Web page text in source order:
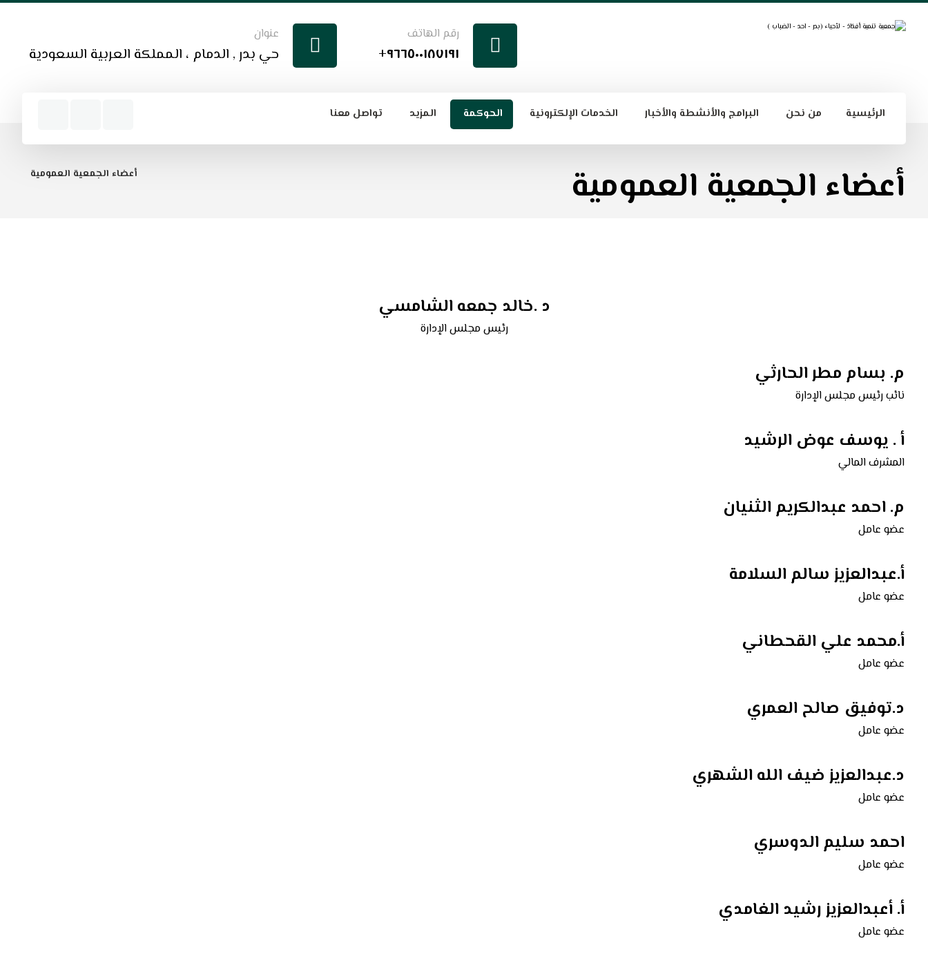
عنوان
حي بدر , الدمام ، المملكة العربية السعودية
رقم الهاتف
٩٦٦٥٠٠١٨٧١٩١+
الرئيسية من نحن البرامج والأنشطة والأخبار الخدمات الإلكترونية الحوكمة المزيد تواصل معنا
أعضاء الجمعية العمومية أعضاء الجمعية العمومية
د .خالد جمعه الشامسي
رئيس مجلس الإدارة
م. بسام مطر الحارثي
نائب رئيس مجلس الإدارة
أ . يوسف عوض الرشيد
المشرف المالي
م. احمد عبدالكريم الثنيان
عضو عامل
أ.عبدالعزيز سالم السلامة
عضو عامل
أ.محمد علي القحطاني
عضو عامل
د.توفيق صالح العمري
عضو عامل
د.عبدالعزيز ضيف الله الشهري
عضو عامل
احمد سليم الدوسري
عضو عامل
أ. أعبدالعزيز رشيد الغامدي
عضو عامل